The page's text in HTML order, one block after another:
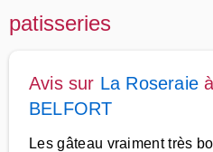
patisseries
Avis sur La Roseraie à
BELFORT
Les gâteau vraiment très